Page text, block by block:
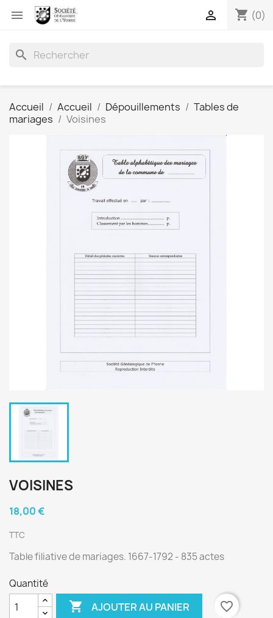
 shopping_cart (0)

search
Accueil Accueil Dépouillements
Tables de
mariages
Voisines
VOISINES
18,00 €
TTC
Table filiative de mariages. 1667-1792 - 835 actes
Quantité
 AJOUTER AU PANIER
favorite_border